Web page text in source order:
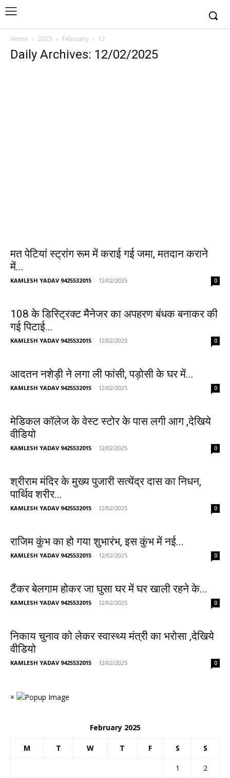
Home 2025 February 12
Daily Archives: 12/02/2025
मत पेटियां स्ट्रांग रूम में कराई गई जमा, मतदान कराने
में...
KAMLESH YADAV 9425532015 - 12/02/2025 0
108 के डिस्ट्रिक्ट मैनेजर का अपहरण बंधक बनाकर की
गई पिटाई...
KAMLESH YADAV 9425532015 - 12/02/2025 0
आदतन नशेड़ी ने लगा ली फांसी, पड़ोसी के घर में...
KAMLESH YADAV 9425532015 - 12/02/2025 0
मेडिकल कॉलेज के वेस्ट स्टोर के पास लगी आग ,देखिये
वीडियो
KAMLESH YADAV 9425532015 - 12/02/2025 0
श्रीराम मंदिर के मुख्य पुजारी सत्येंद्र दास का निधन,
पार्थिव शरीर...
KAMLESH YADAV 9425532015 - 12/02/2025 0
राजिम कुंभ का हो गया शुभारंभ, इस कुंभ में नई...
KAMLESH YADAV 9425532015 - 12/02/2025 0
टैंकर बेलगाम होकर जा घुसा घर में घर खाली रहने के...
KAMLESH YADAV 9425532015 - 12/02/2025 0
निकाय चुनाव को लेकर स्वास्थ्य मंत्री का भरोसा ,देखिये
वीडियो
KAMLESH YADAV 9425532015 - 12/02/2025 0
×
February 2025
M T W T F S S
1
2